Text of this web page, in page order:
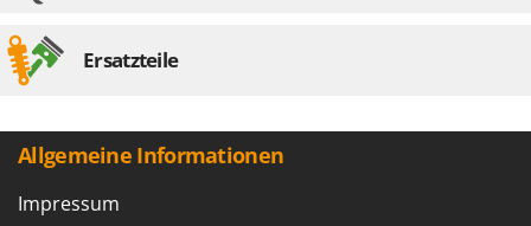
Ersatzteile
Allgemeine Informationen
Impressum